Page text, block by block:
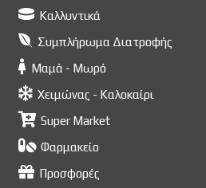
Καλλυντικά
Συμπλήρωμα Διατροφής
Μαμά - Μωρό
Χειμώνας - Καλοκαίρι
Super Market
Φαρμακείο
Προσφορές